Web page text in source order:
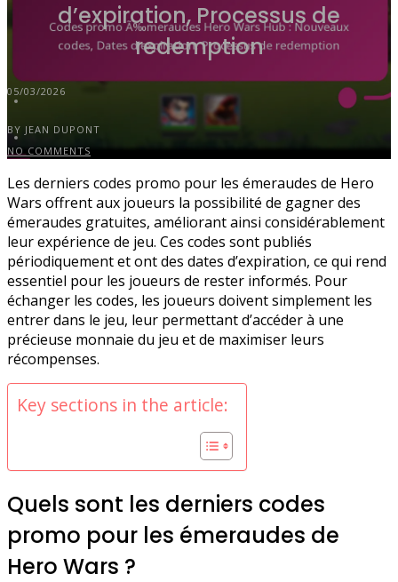
d’expiration, Processus de
redemption
05/03/2026
BY JEAN DUPONT
NO COMMENTS
Les derniers codes promo pour les émeraudes de Hero
Wars offrent aux joueurs la possibilité de gagner des
émeraudes gratuites, améliorant ainsi considérablement
leur expérience de jeu. Ces codes sont publiés
périodiquement et ont des dates d’expiration, ce qui rend
essentiel pour les joueurs de rester informés. Pour
échanger les codes, les joueurs doivent simplement les
entrer dans le jeu, leur permettant d’accéder à une
précieuse monnaie du jeu et de maximiser leurs
récompenses.
Key sections in the article:
Quels sont les derniers codes
promo pour les émeraudes de
Hero Wars ?